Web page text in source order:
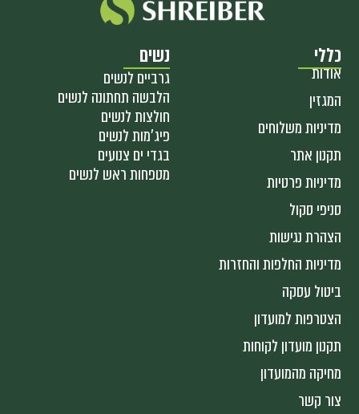
כללי
אודות
המגזין
מדיניות משלוחים
תקנון אתר
מדיניות פרטיות
סניפי סקול
הצהרת נגישות
מדיניות החלפות והחזרות
ביטול עסקה
הצטרפות למועדון
תקנון מועדון לקוחות
מחיקה מהמועדון
צור קשר
נשים
גרביים לנשים
הלבשה תחתונה לנשים
חולצות לנשים
פיג'מות לנשים
בגדי ים צנועים
מטפחות ראש לנשים